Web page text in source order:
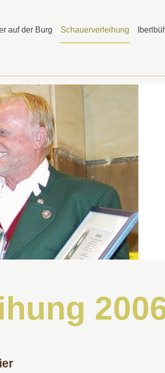
auf der Burg Schauerverleihung